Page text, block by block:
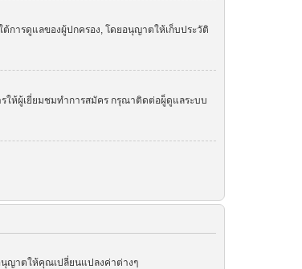
ต้การดูแลของผู้ปกครอง, โดยอนุญาตให้เก็บประวัติ
ให้ผู้เยี่ยมชมทำการสมัคร กรุณาติดต่อผู็ดูแลระบบ
ญาตให้คุณเปลี่ยนแปลงค่าต่างๆ